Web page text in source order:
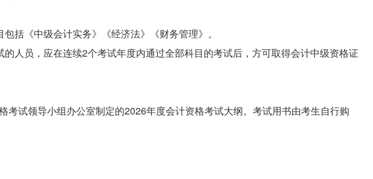
括《中级会计实务》《经济法》《财务管理》。
的人员，应在连续2个考试年度内通过全部科目的考试后，方可取得会计中级资格证
考试领导小组办公室制定的2026年度会计资格考试大纲。考试用书由考生自行购